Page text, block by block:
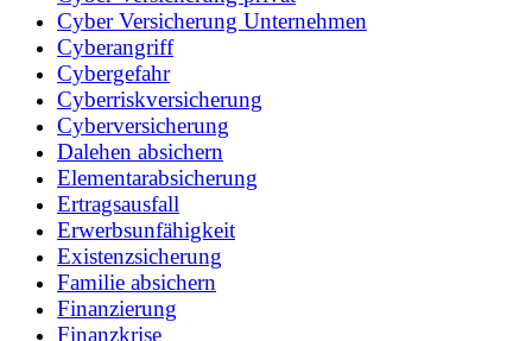
Cyber Versicherung Unternehmen
Cyberangriff
Cybergefahr
Cyberriskversicherung
Cyberversicherung
Dalehen absichern
Elementarabsicherung
Ertragsausfall
Erwerbsunfähigkeit
Existenzsicherung
Familie absichern
Finanzierung
Finanzkrise